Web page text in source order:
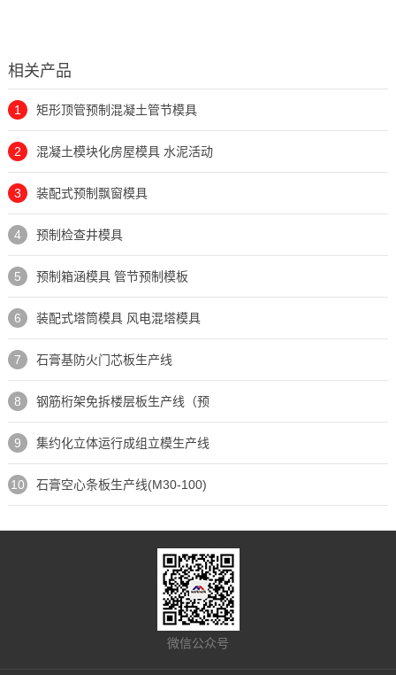
相关产品
1 矩形顶管预制混凝土管节模具
2 混凝土模块化房屋模具 水泥活动
3 装配式预制飘窗模具
4 预制检查井模具
5 预制箱涵模具 管节预制模板
6 装配式塔筒模具 风电混塔模具
7 石膏基防火门芯板生产线
8 钢筋桁架免拆楼层板生产线（预
9 集约化立体运行成组立模生产线
10 石膏空心条板生产线(M30-100)
微信公众号